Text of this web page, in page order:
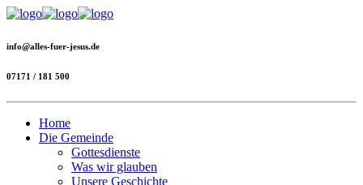
info@alles-fuer-jesus.de
07171 / 181 500
Home
Die Gemeinde
Gottesdienste
Was wir glauben
Unsere Geschichte